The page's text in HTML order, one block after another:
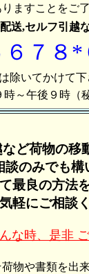
すことをご了
送,セルフ引越
７８*
は除いてかけて下
～午後９時（
ど荷物の移
のみでも構
最良の方法
軽にご相談
な時、是非
物や書類を出